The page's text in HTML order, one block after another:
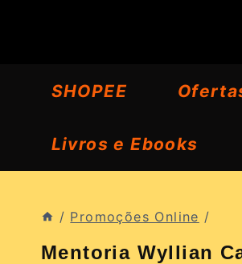
ConteúdoSHOPEE
Livros e Ebooks
/ Promoções Online /
Mentoria Wyllian